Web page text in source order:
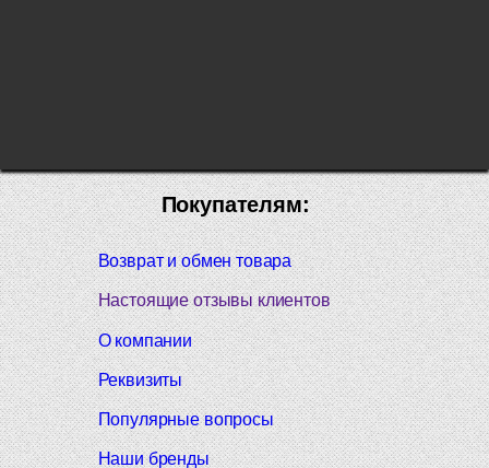
Покупателям:
Возврат и обмен товара
Настоящие отзывы клиентов
О компании
Реквизиты
Популярные вопросы
Наши бренды